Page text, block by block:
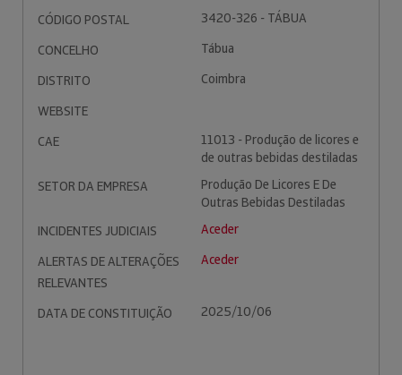
CÓDIGO POSTAL
3420-326 - TÁBUA
CONCELHO
Tábua
DISTRITO
Coimbra
WEBSITE
CAE
11013 - Produção de licores e
de outras bebidas destiladas
SETOR DA EMPRESA
Produção De Licores E De
Outras Bebidas Destiladas
INCIDENTES JUDICIAIS
Aceder
ALERTAS DE ALTERAÇÕES
RELEVANTES
Aceder
DATA DE CONSTITUIÇÃO 2025/10/06